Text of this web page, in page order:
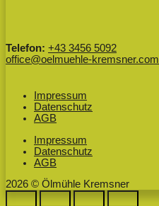
Telefon: +43 3456 5092
office@oelmuehle-kremsner.com
Impressum
Datenschutz
AGB
Impressum
Datenschutz
AGB
2026 © Ölmühle Kremsner